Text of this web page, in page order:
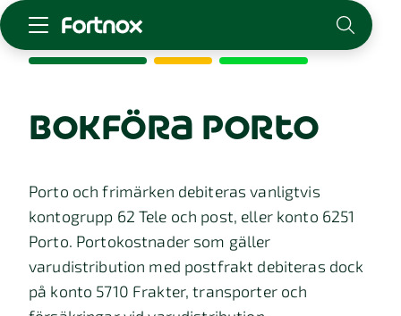
Skaffa Fortnox
För redovisningsbyrån
Logga in
Kontakt
Om Fortnox
Karriär
Kontakt
bokföra porto
Porto och frimärken debiteras vanligtvis
kontogrupp 62 Tele och post, eller konto 6251
Porto. Portokostnader som gäller
varudistribution med postfrakt debiteras dock
på konto 5710 Frakter, transporter och